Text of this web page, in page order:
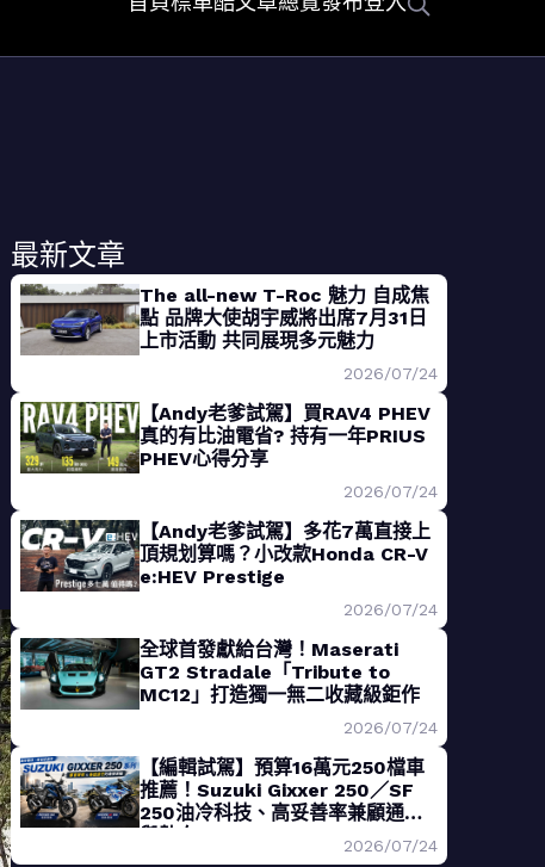
最新文章
The all-new T-Roc 魅力 自成焦
點 品牌大使胡宇威將出席7月31日
上市活動 共同展現多元魅力
2026/07/24
【Andy老爹試駕】買RAV4 PHEV
真的有比油電省? 持有一年PRIUS
PHEV心得分享
2026/07/24
【Andy老爹試駕】多花7萬直接上
頂規划算嗎？小改款Honda CR-V
e:HEV Prestige
2026/07/24
全球首發獻給台灣！Maserati
GT2 Stradale「Tribute to
MC12」打造獨一無二收藏級鉅作
2026/07/24
【編輯試駕】預算16萬元250檔車
推薦！Suzuki Gixxer 250／SF
250油冷科技、高妥善率兼顧通勤
與熱血
2026/07/24